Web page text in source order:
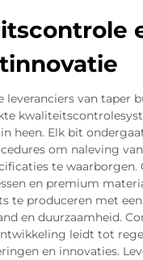
leveranciers van taper
heen. Elk bit
om naleving
te waarborgen.
en premium
te produceren met
en duurzaamheid.
leidt tot
en innovaties.